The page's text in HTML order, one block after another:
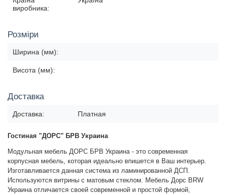
виробника:
Розміри
Ширина (мм):
Висота (мм):
Доставка
Доставка: Платная
Гостиная "ДОРС" БРВ Украина
Модульная мебель ДОРС БРВ Украина - это современная
корпусная мебель, которая идеально впишется в Ваш интерьер.
Изготавливается данная система из ламинированной ДСП.
Используются витрины с матовым стеклом. Мебель Дорс BRW
Украина отличается своей современной и простой формой,